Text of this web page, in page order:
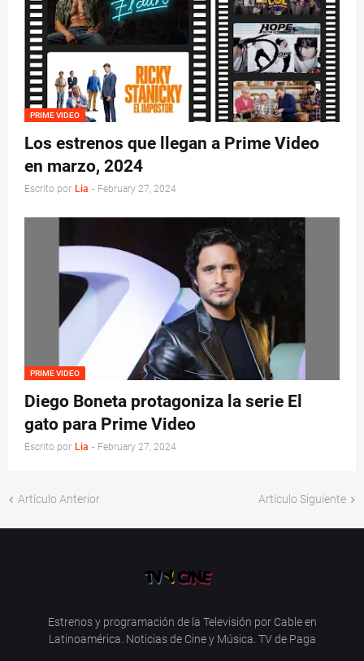
PRIME VIDEO
Los estrenos que llegan a Prime Video
en marzo, 2024
Escrito por Lia - February 27, 2024
PRIME VIDEO
Diego Boneta protagoniza la serie El
gato para Prime Video
Escrito por Lia - February 27, 2024
Artículo Anterior Artículo Siguiente
Estrenos y programación de la Televisión por Cable en
Latinoamérica. Noticias de Cine y Música. TV de Paga